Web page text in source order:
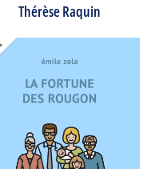
Thérèse Raquin